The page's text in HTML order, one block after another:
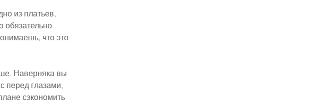
из платьев,
обязательно
что это
Наверняка вы
перед глазами,
сэкономить